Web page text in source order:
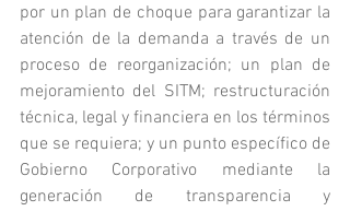
por un plan de choque para garantizar la
atención de la demanda a través de un
proceso de reorganización; un plan de
mejoramiento del SITM; restructuración
técnica, legal y financiera en los términos
que se requiera; y un punto específico de
Gobierno Corporativo mediante la
generación de transparencia y